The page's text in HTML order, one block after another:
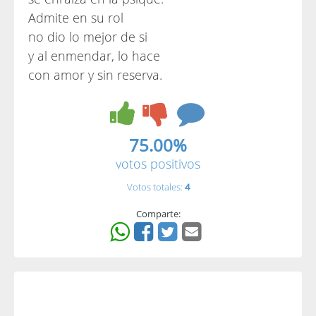
Admite en su rol
no dio lo mejor de si
y al enmendar, lo hace
con amor y sin reserva.
75.00%
votos positivos
Votos totales: 4
Comparte: